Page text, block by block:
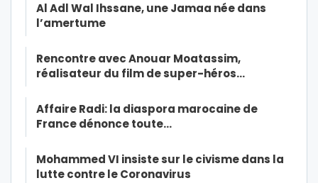
Al Adl Wal Ihssane, une Jamaa née dans
l’amertume
Rencontre avec Anouar Moatassim,
réalisateur du film de super-héros…
Affaire Radi: la diaspora marocaine de
France dénonce toute…
Mohammed VI insiste sur le civisme dans la
lutte contre le Coronavirus